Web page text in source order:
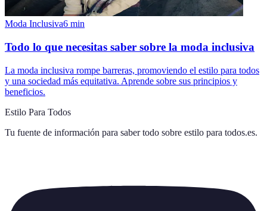
Moda Inclusiva6 min
Todo lo que necesitas saber sobre la moda inclusiva
La moda inclusiva rompe barreras, promoviendo el estilo para todos
y una sociedad más equitativa. Aprende sobre sus principios y
beneficios.
Estilo Para Todos
Tu fuente de información para saber todo sobre estilo para todos.es.